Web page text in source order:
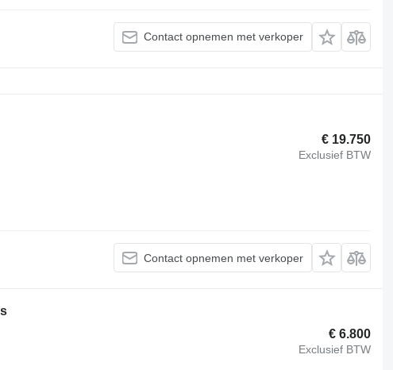
Contact opnemen met verkoper
€ 19.750
Exclusief BTW
Contact opnemen met verkoper
€ 6.800
Exclusief BTW